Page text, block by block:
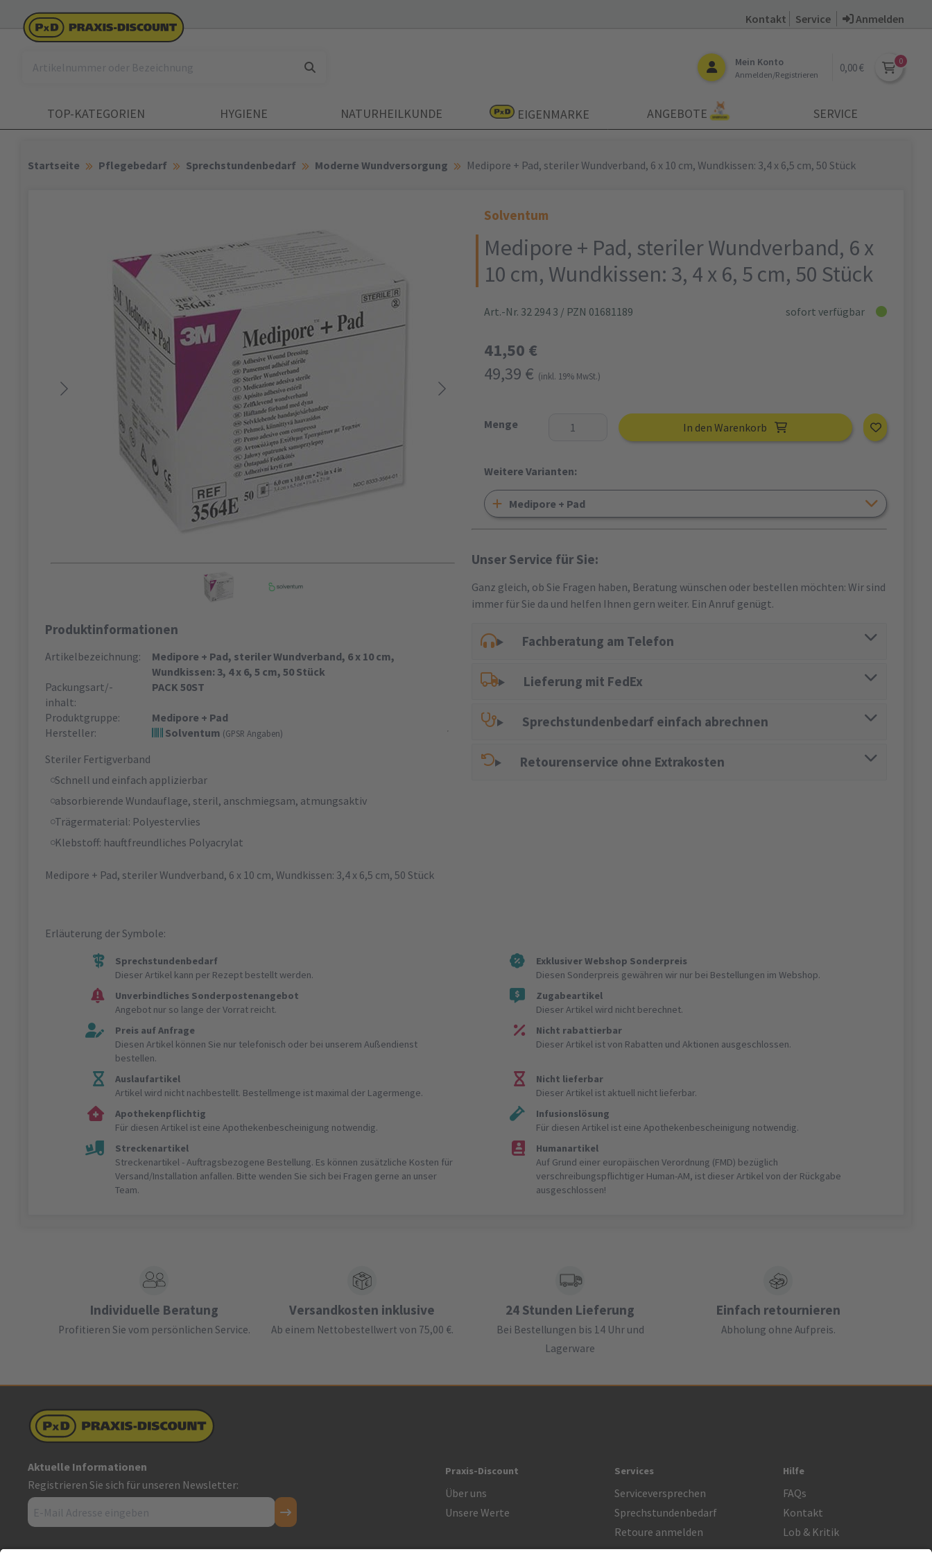
Kontakt Service Anmelden
Mein Konto
Anmelden/Registrieren
0,00 €
TOP-KATEGORIEN HYGIENE NATURHEILKUNDE EIGENMARKE ANGEBOTE SERVICE
Startseite Pflegebedarf Sprechstundenbedarf Moderne Wundversorgung Medipore + Pad, steriler Wundverband, 6 x 10 cm, Wundkissen: 3,4 x 6,5 cm, 50 Stück
Produktinformationen
Artikelbezeichnung:
Medipore + Pad, steriler Wundverband, 6 x 10 cm,
Wundkissen: 3, 4 x 6, 5 cm, 50 Stück
Packungsart/-
inhalt:
PACK 50ST
Produktgruppe:
Medipore + Pad
Hersteller:
Solventum (GPSR Angaben)
Steriler Fertigverband
Schnell und einfach applizierbar
absorbierende Wundauflage, steril, anschmiegsam, atmungsaktiv
Trägermaterial: Polyestervlies
Klebstoff: hauftfreundliches Polyacrylat
Medipore + Pad, steriler Wundverband, 6 x 10 cm, Wundkissen: 3,4 x 6,5 cm, 50 Stück
Solventum
Medipore + Pad, steriler Wundverband, 6 x
10 cm, Wundkissen: 3, 4 x 6, 5 cm, 50 Stück
Art.-Nr. 32 294 3 / PZN 01681189 sofort verfügbar
41,50 €
49,39 € (inkl. 19% MwSt.)
Menge In den Warenkorb
Weitere Varianten:
Medipore + Pad
Unser Service für Sie:
Ganz gleich, ob Sie Fragen haben, Beratung wünschen oder bestellen möchten: Wir sind
immer für Sie da und helfen Ihnen gern weiter. Ein Anruf genügt.
Fachberatung am Telefon
Lieferung mit FedEx
Sprechstundenbedarf einfach abrechnen
Retourenservice ohne Extrakosten
Erläuterung der Symbole:
Sprechstundenbedarf
Dieser Artikel kann per Rezept bestellt werden.
Exklusiver Webshop Sonderpreis
Diesen Sonderpreis gewähren wir nur bei Bestellungen im Webshop.
Unverbindliches Sonderpostenangebot
Angebot nur so lange der Vorrat reicht.
Zugabeartikel
Dieser Artikel wird nicht berechnet.
Preis auf Anfrage
Diesen Artikel können Sie nur telefonisch oder bei unserem Außendienst
bestellen.
Nicht rabattierbar
Dieser Artikel ist von Rabatten und Aktionen ausgeschlossen.
Auslaufartikel
Artikel wird nicht nachbestellt. Bestellmenge ist maximal der Lagermenge.
Nicht lieferbar
Dieser Artikel ist aktuell nicht lieferbar.
Apothekenpflichtig
Für diesen Artikel ist eine Apothekenbescheinigung notwendig.
Infusionslösung
Für diesen Artikel ist eine Apothekenbescheinigung notwendig.
Streckenartikel
Streckenartikel - Auftragsbezogene Bestellung. Es können zusätzliche Kosten für
Versand/Installation anfallen. Bitte wenden Sie sich bei Fragen gerne an unser
Team.
Humanartikel
Auf Grund einer europäischen Verordnung (FMD) bezüglich
verschreibungspflichtiger Human-AM, ist dieser Artikel von der Rückgabe
ausgeschlossen!
Individuelle Beratung
Profitieren Sie vom persönlichen Service.
Versandkosten inklusive
Ab einem Nettobestellwert von 75,00 €.
24 Stunden Lieferung
Bei Bestellungen bis 14 Uhr und
Lagerware
Einfach retournieren
Abholung ohne Aufpreis.
Aktuelle Informationen
Registrieren Sie sich für unseren Newsletter:
Praxis-Discount
Über uns
Unsere Werte
Services
Serviceversprechen
Sprechstundenbedarf
Retoure anmelden
Hilfe
FAQs
Kontakt
Lob & Kritik